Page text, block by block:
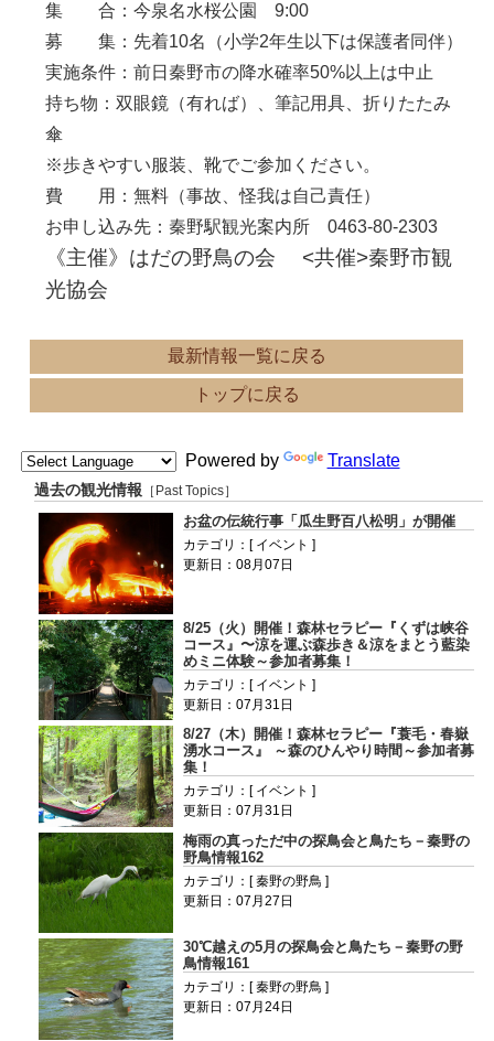
集 合：今泉名水桜公園 9:00
募 集：先着10名（小学2年生以下は保護者同伴）
実施条件：前日秦野市の降水確率50%以上は中止
持ち物：双眼鏡（有れば）、筆記用具、折りたたみ
傘
※歩きやすい服装、靴でご参加ください。
費 用：無料（事故、怪我は自己責任）
お申し込み先：秦野駅観光案内所 0463-80-2303
《主催》はだの野鳥の会 <共催>秦野市観
光協会
最新情報一覧に戻る
トップに戻る
Powered by Translate
過去の観光情報 ［Past Topics］
お盆の伝統行事「瓜生野百八松明」が開催
カテゴリ：[ イベント ]
更新日：08月07日
8/25（火）開催！森林セラピー『くずは峡谷
コース』〜涼を運ぶ森歩き＆涼をまとう藍染
めミニ体験～参加者募集！
カテゴリ：[ イベント ]
更新日：07月31日
8/27（木）開催！森林セラピー『蓑毛・春嶽
湧水コース』 ～森のひんやり時間～参加者募
集！
カテゴリ：[ イベント ]
更新日：07月31日
梅雨の真っただ中の探鳥会と鳥たち－秦野の
野鳥情報162
カテゴリ：[ 秦野の野鳥 ]
更新日：07月27日
30℃越えの5月の探鳥会と鳥たち－秦野の野
鳥情報161
カテゴリ：[ 秦野の野鳥 ]
更新日：07月24日